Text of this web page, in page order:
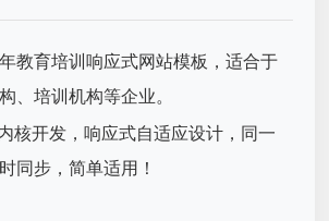
教育培训响应式网站模板，适合于
、培训机构等企业。
核开发，响应式自适应设计，同一
同步，简单适用！